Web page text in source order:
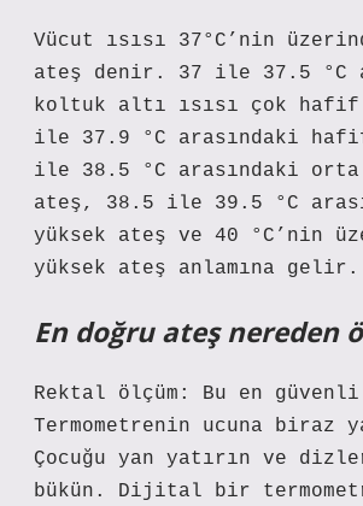
Vücut ısısı 37°C’nin
ateş denir. 37 ile 37.5 °C
koltuk altı ısısı çok
ile 37.9 °C arasındaki
ile 38.5 °C arasındaki orta
ateş, 38.5 ile 39.5 °C
yüksek ateş ve 40 °C’nin
yüksek ateş anlamına gelir.
En doğru ateş nereden
Rektal ölçüm: Bu en
Termometrenin ucuna biraz
Çocuğu yan yatırın ve
bükün. Dijital bir